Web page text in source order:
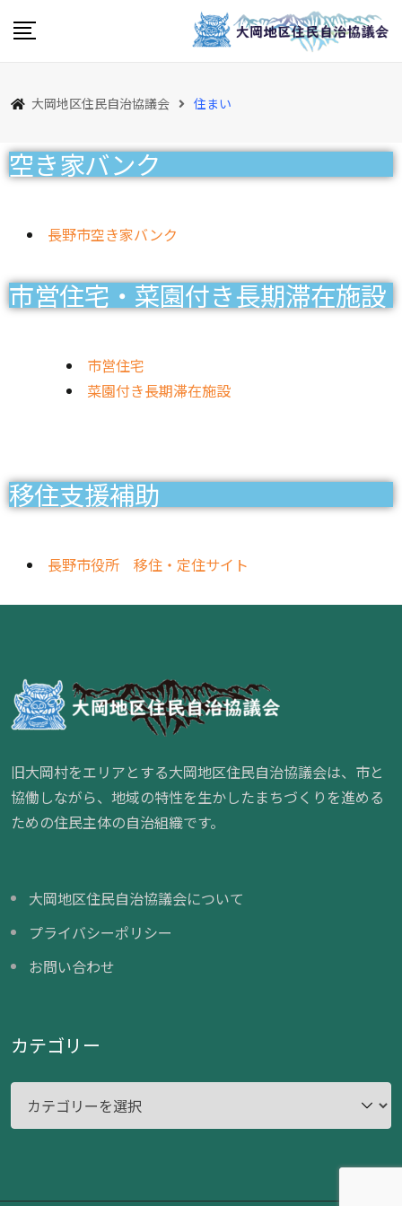
大岡地区住民自治協議会 住まい
空き家バンク
長野市空き家バンク
市営住宅・菜園付き長期滞在施設
市営住宅
菜園付き長期滞在施設
移住支援補助
長野市役所 移住・定住サイト
旧大岡村をエリアとする大岡地区住民自治協議会は、市と
協働しながら、地域の特性を生かしたまちづくりを進める
ための住民主体の自治組織です。
大岡地区住民自治協議会について
プライバシーポリシー
お問い合わせ
カテゴリー